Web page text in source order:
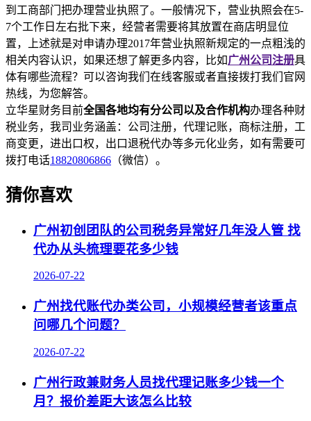
到工商部门把办理营业执照了。一般情况下，营业执照会在5-
7个工作日左右批下来，经营者需要将其放置在商店明显位
置，上述就是对申请办理2017年营业执照新规定的一点粗浅的
相关内容认识，如果还想了解更多内容，比如广州公司注册具
体有哪些流程？可以咨询我们在线客服或者直接拨打我们官网
热线，为您解答。
立华星财务目前全国各地均有分公司以及合作机构办理各种财
税业务，我司业务涵盖：公司注册，代理记账，商标注册，工
商变更，进出口权，出口退税代办等多元化业务，如有需要可
拨打电话18820806866 （微信）。
猜你喜欢
广州初创团队的公司税务异常好几年没人管 找
代办从头梳理要花多少钱
2026-07-22
广州找代账代办类公司，小规模经营者该重点
问哪几个问题？
2026-07-22
广州行政兼财务人员找代理记账多少钱一个
月？报价差距大该怎么比较